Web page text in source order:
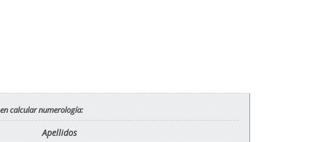
calcular numerología:
Apellidos